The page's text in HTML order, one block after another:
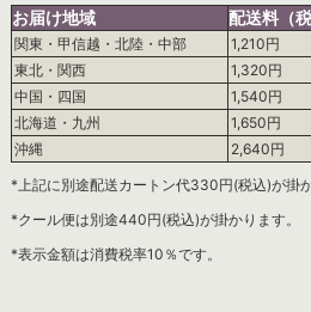
お届け地域
配送料（税
関東・甲信越・北陸・中部
1,210円
東北・関西
1,320円
中国・四国
1,540円
北海道・九州
1,650円
沖縄
2,640円
*上記に別途配送カートン代330円(税込)が掛か
*クール便は別途440円(税込)が掛かります。
*表示金額は消費税率10％です。